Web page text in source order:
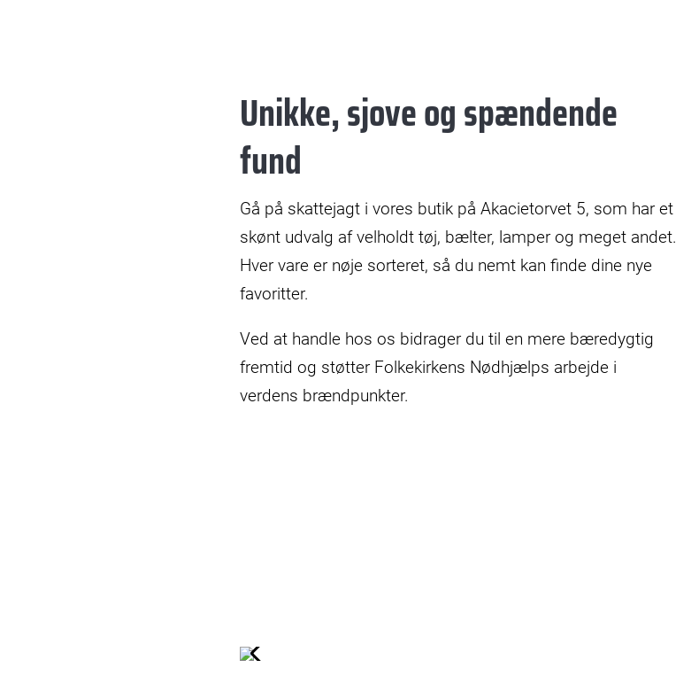
Unikke, sjove og spændende
fund
Gå på skattejagt i vores butik på Akacietorvet 5, som har et
skønt udvalg af velholdt tøj, bælter, lamper og meget andet.
Hver vare er nøje sorteret, så du nemt kan finde dine nye
favoritter.
Ved at handle hos os bidrager du til en mere bæredygtig
fremtid og støtter Folkekirkens Nødhjælps arbejde i
verdens brændpunkter.